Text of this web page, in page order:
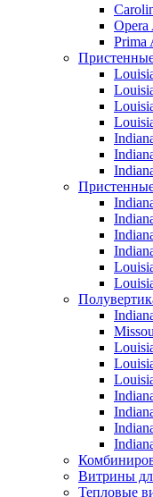
Opera
Prima
Витрины
Тепловые